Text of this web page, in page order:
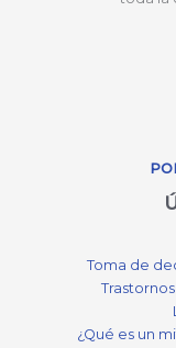
Toma de
¿Qué es un